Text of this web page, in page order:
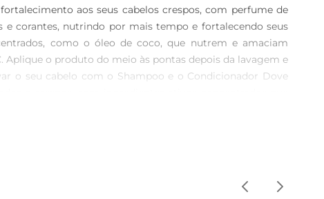
aos seus cabelos crespos, com perfume de
corantes, nutrindo por mais tempo e fortalecendo seus
como o óleo de coco, que nutrem e amaciam
Aplique o produto do meio às pontas depois da lavagem e
o seu cabelo com o Shampoo e o Condicionador Dove
Dove Texturas Reais Crespos proporciona nutrição
penteie. Sem enxágue. Produto para uso diário. Use toda
e Condicionador Texturas Reais Crespos. Todos os